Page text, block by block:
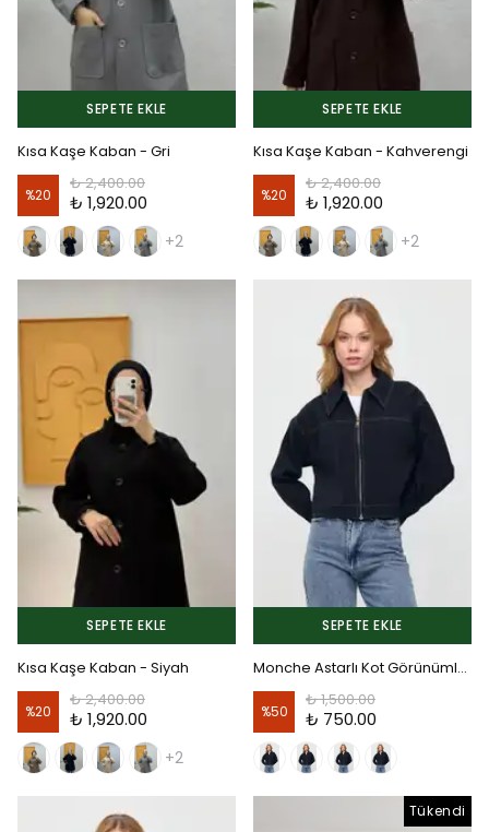
SEPETE EKLE
Kısa Kaşe Kaban - Gri
%20
₺ 2,400.00
₺ 1,920.00
+2
SEPETE EKLE
Kısa Kaşe Kaban - Kahverengi
%20
₺ 2,400.00
₺ 1,920.00
+2
SEPETE EKLE
Kısa Kaşe Kaban - Siyah
%20
₺ 2,400.00
₺ 1,920.00
+2
SEPETE EKLE
Monche Astarlı Kot Görünümlü Ceket - Antrasit
%50
₺ 1,500.00
₺ 750.00
Tükendi